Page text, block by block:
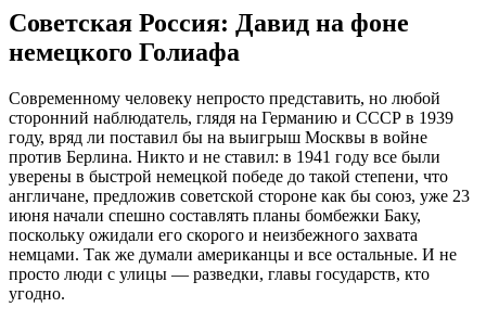
Советская Россия: Давид на фоне
немецкого Голиафа
Современному человеку непросто представить, но любой
сторонний наблюдатель, глядя на Германию и СССР в 1939
году, вряд ли поставил бы на выигрыш Москвы в войне
против Берлина. Никто и не ставил: в 1941 году все были
уверены в быстрой немецкой победе до такой степени, что
англичане, предложив советской стороне как бы союз, уже 23
июня начали спешно составлять планы бомбежки Баку,
поскольку ожидали его скорого и неизбежного захвата
немцами. Так же думали американцы и все остальные. И не
просто люди с улицы — разведки, главы государств, кто
угодно.